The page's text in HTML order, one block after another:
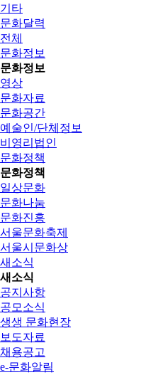
기타
문화달력
전체
문화정보
문화정보
영상
문화자료
문화공간
예술인/단체정보
비영리법인
문화정책
문화정책
일상문화
문화나눔
문화진흥
서울문화축제
서울시문화상
새소식
새소식
공지사항
공모소식
생생 문화현장
보도자료
채용공고
e-문화알림